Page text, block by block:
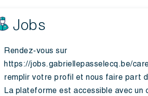
Jobs
Rendez-vous sur
https://jobs.gabriellepasselecq.be/
remplir votre profil et nous faire part
La plateforme est accessible avec un